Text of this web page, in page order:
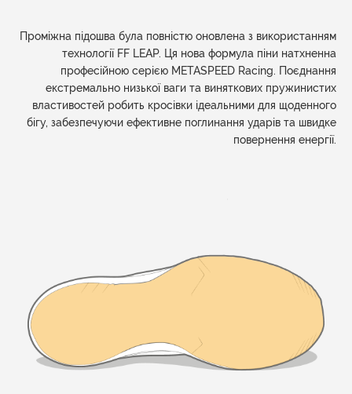
Проміжна підошва була повністю оновлена з використанням
технології FF LEAP. Ця нова формула піни натхненна
професійною серією METASPEED Racing. Поєднання
екстремально низької ваги та виняткових пружинистих
властивостей робить кросівки ідеальними для щоденного
бігу, забезпечуючи ефективне поглинання ударів та швидке
повернення енергії.